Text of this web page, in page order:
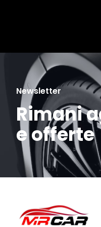
Newsletter
Rimani
e offerte